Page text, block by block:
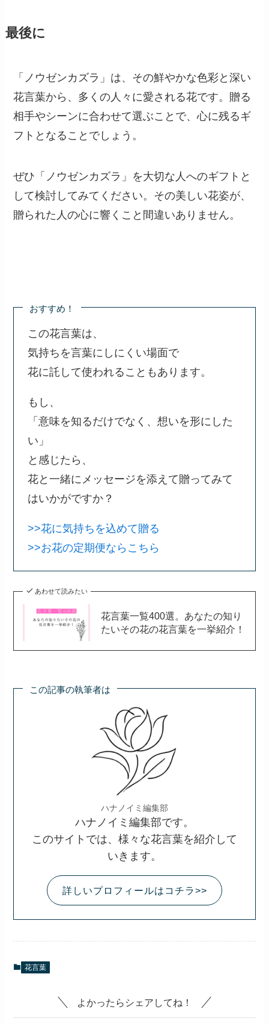
最後に
「ノウゼンカズラ」は、その鮮やかな色彩と深い
花言葉から、多くの人々に愛される花です。贈る
相手やシーンに合わせて選ぶことで、心に残るギ
フトとなることでしょう。
ぜひ「ノウゼンカズラ」を大切な人へのギフトと
して検討してみてください。その美しい花姿が、
贈られた人の心に響くこと間違いありません。
おすすめ！
この花言葉は、
気持ちを言葉にしにくい場面で
花に託して使われることもあります。
もし、
「意味を知るだけでなく、想いを形にした
い」
と感じたら、
花と一緒にメッセージを添えて贈ってみて
はいかがですか？
>>花に気持ちを込めて贈る
>>お花の定期便ならこちら
あわせて読みたい
花言葉一覧400選。あなたの知り
たいその花の花言葉を一挙紹介！
この記事の執筆者は
ハナノイミ編集部
ハナノイミ編集部です。
このサイトでは、様々な花言葉を紹介して
いきます。
詳しいプロフィールはコチラ>>
花言葉
よかったらシェアしてね！